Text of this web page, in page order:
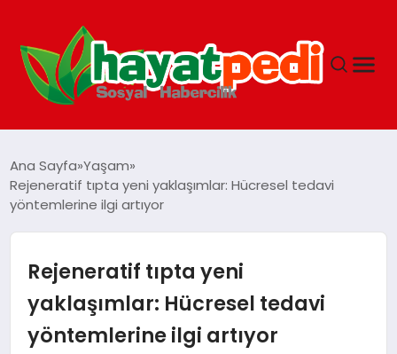
YAŞAM
GUNCEL
SAĞLIK
Ana Sayfa Yaşam
Rejeneratif tıpta yeni yaklaşımlar: Hücresel tedavi
yöntemlerine ilgi artıyor
Rejeneratif tıpta yeni
yaklaşımlar: Hücresel tedavi
yöntemlerine ilgi artıyor